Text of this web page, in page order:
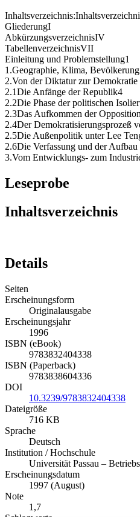
GliederungI
AbkürzungsverzeichnisIV
TabellenverzeichnisVII
Einleitung und Problemstellung1
1.Geographie, Klima,
2.Von der Diktatur zur
2.1Die Anfänge der Republik4
2.2Die Phase der politischen
2.3Das Aufkommen der
2.4Der Demokratisierungsprozeß
2.5Die Außenpolitik unter Lee
2.6Die Verfassung und der
3.Vom Entwicklungs- zum
Leseprobe
Inhaltsverzeichnis
Details
Seiten
Erscheinungsform
Originalausgabe
Erscheinungsjahr
1996
ISBN (eBook)
9783832404338
ISBN (Paperback)
9783838604336
DOI
10.3239/9783832404338
Dateigröße
716 KB
Sprache
Deutsch
Institution / Hochschule
Universität Passau –
Erscheinungsdatum
1997 (August)
Note
1,7